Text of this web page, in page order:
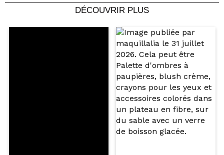
Partager une vidéo ou une photo
Votre vidéo pourrait être la première. Imaginez...
Recommandez-vous cet achat? Oui Non
5/5
ENVOYER
DÉCOUVRIR PLUS